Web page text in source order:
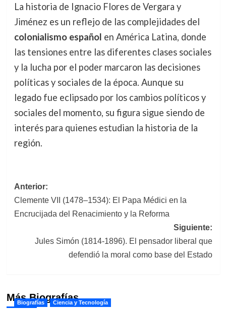
La historia de Ignacio Flores de Vergara y
Jiménez es un reflejo de las complejidades del
colonialismo español en América Latina, donde
las tensiones entre las diferentes clases sociales
y la lucha por el poder marcaron las decisiones
políticas y sociales de la época. Aunque su
legado fue eclipsado por los cambios políticos y
sociales del momento, su figura sigue siendo de
interés para quienes estudian la historia de la
región.
Navegación
de
entradas
Anterior:
Clemente VII (1478–1534): El Papa Médici en la
Encrucijada del Renacimiento y la Reforma
Siguiente:
Jules Simón (1814-1896). El pensador liberal que
defendió la moral como base del Estado
Más Biografías
Biografías Ciencia y Tecnología